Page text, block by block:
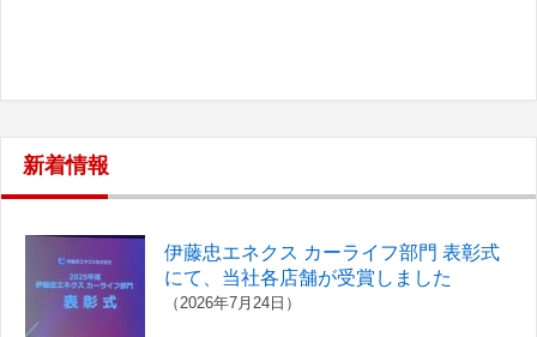
新着情報
伊藤忠エネクス カーライフ部門 表彰式
にて、当社各店舗が受賞しました
（2026年7月24日）